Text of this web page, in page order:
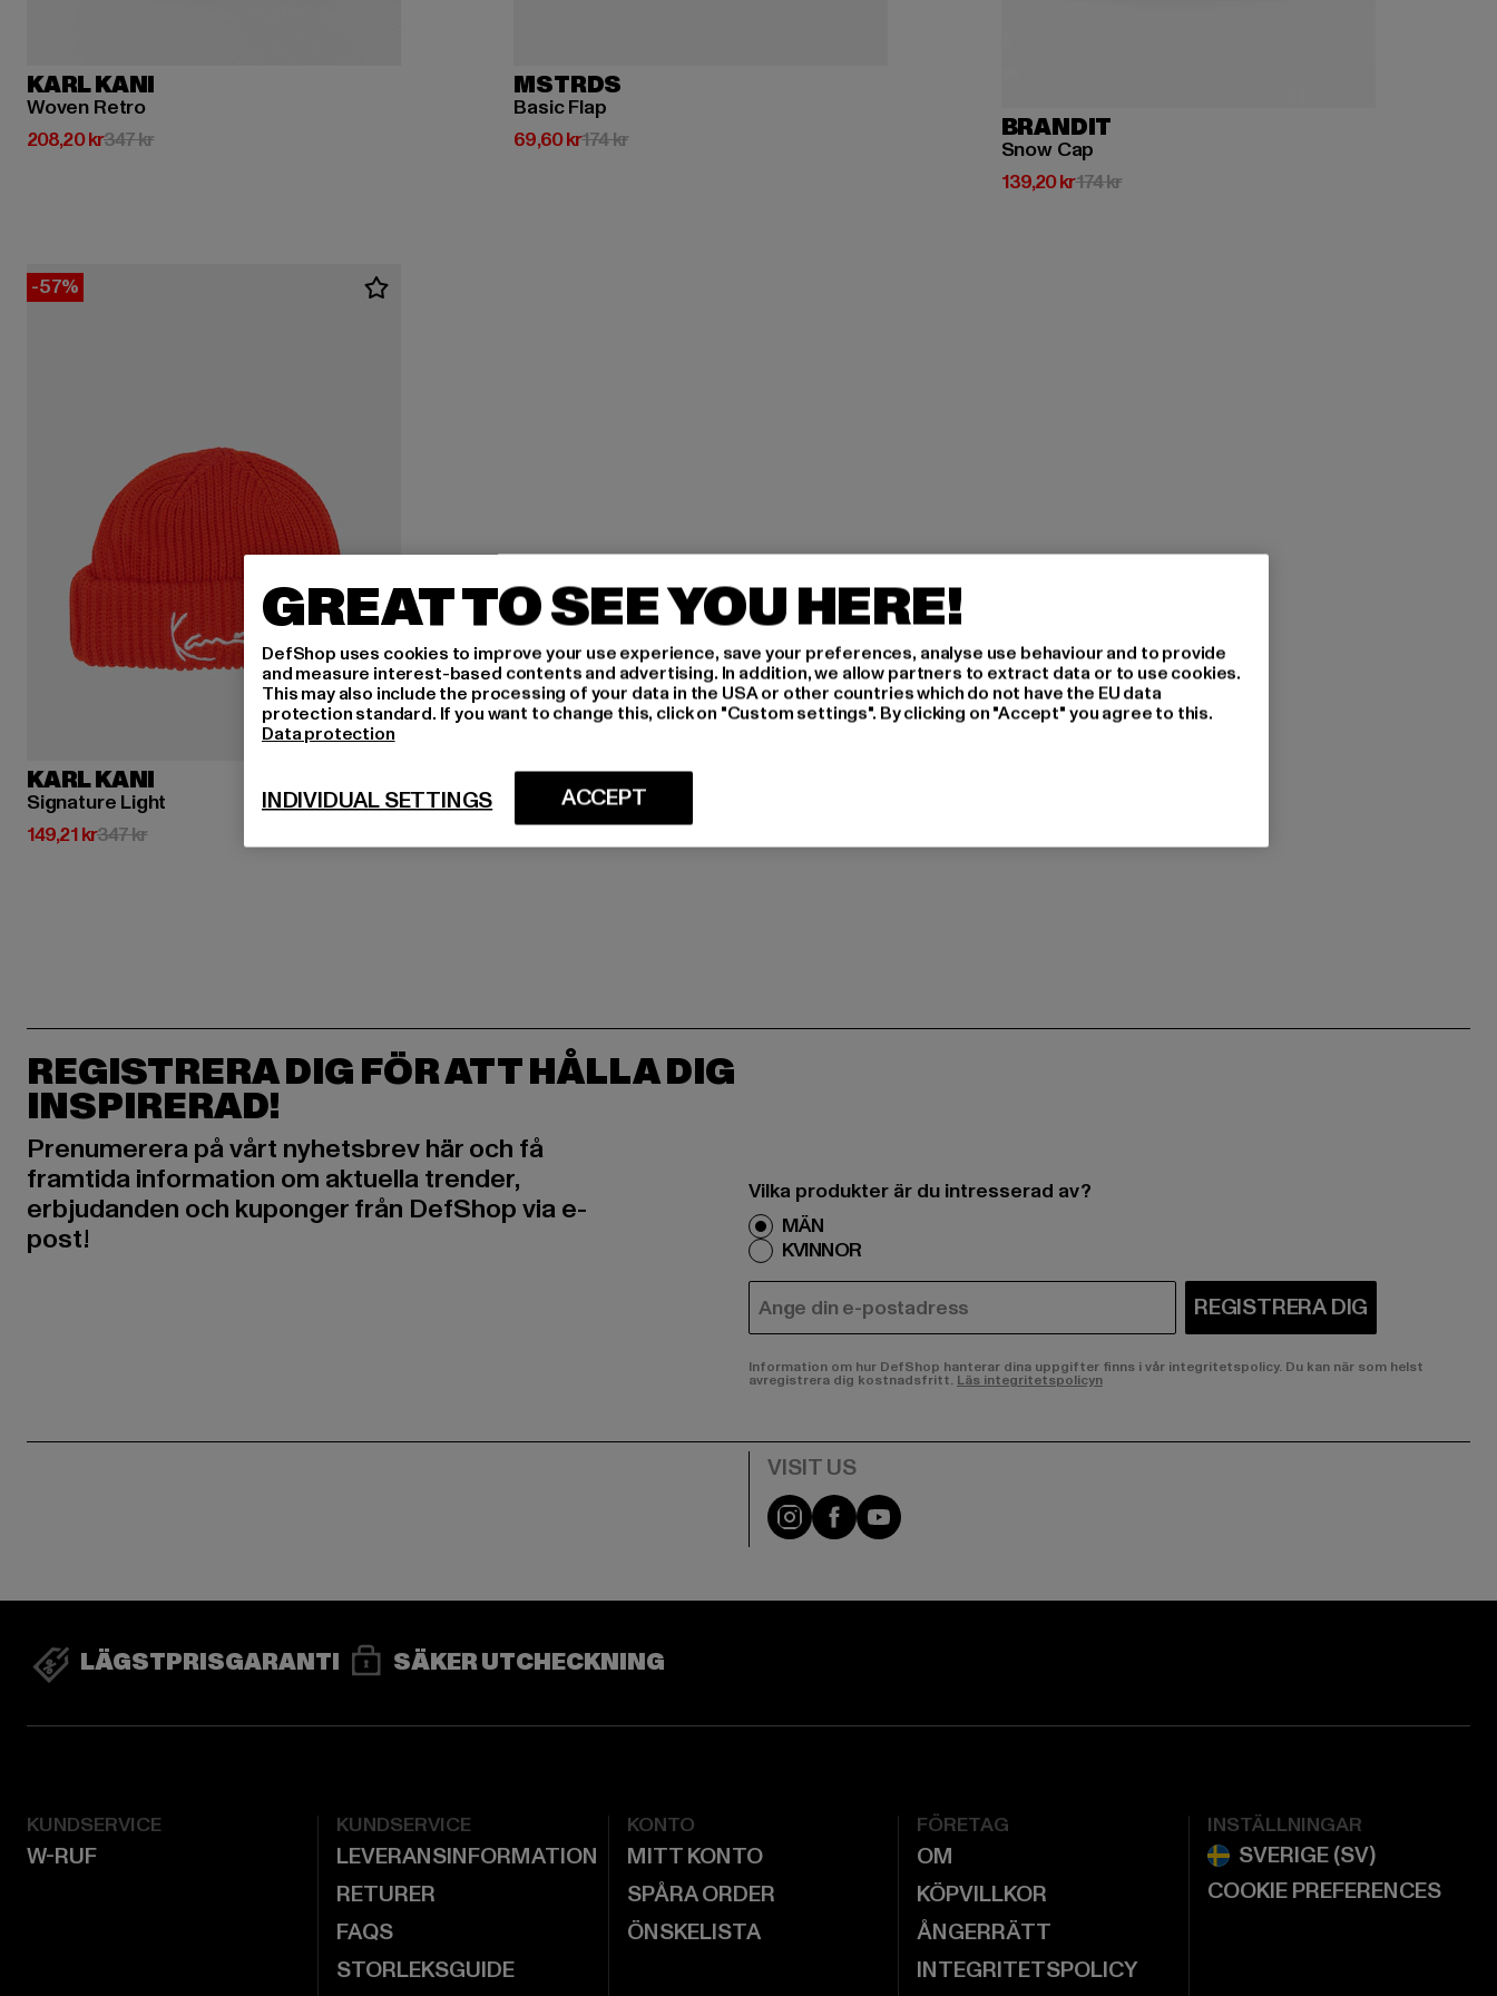
KARL KANI
Woven Retro
208,20 kr
Nuvarande pris: 208,20 kr
347 krKampanjpris: 347 kr
MSTRDS
Basic Flap
69,60 kr
Nuvarande pris: 69,60 kr
174 krKampanjpris: 174 kr BRANDIT
Snow Cap
139,20 kr
Nuvarande pris: 139,20 kr
174 krKampanjpris: 174 kr
-57%
KARL KANI
Signature Light
149,21 kr
Nuvarande pris: 149,21 kr
347 krKampanjpris: 347 kr
REGISTRERA DIG FÖR ATT HÅLLA DIG
INSPIRERAD!
Prenumerera på vårt nyhetsbrev här och få
framtida information om aktuella trender,
erbjudanden och kuponger från DefShop via e-
post!
Vilka produkter är du intresserad av?
MÄN
KVINNOR
E-POST REGISTRERA DIG
Information om hur DefShop hanterar dina uppgifter finns i vår integritetspolicy. Du kan när som helst
avregistrera dig kostnadsfritt.Läs integritetspolicyn
Visit our Instagram page:
Visit our Facebook page:
Visit our YouTube channel:
LÄGSTPRISGARANTI SÄKER UTCHECKNING
KUNDSERVICE
W-RUF
KUNDSERVICE
LEVERANSINFORMATION
RETURER
FAQS
STORLEKSGUIDE
KONTO
MITT KONTO
SPÅRA ORDER
ÖNSKELISTA
FÖRETAG
OM
KÖPVILLKOR
ÅNGERRÄTT
INTEGRITETSPOLICY
INSTÄLLNINGAR
COOKIE PREFERENCES
GREAT TO SEE YOU HERE!
DefShop uses cookies to improve your use experience, save your preferences, analyse use behaviour and to provide
and measure interest-based contents and advertising. In addition, we allow partners to extract data or to use cookies.
This may also include the processing of your data in the USA or other countries which do not have the EU data
protection standard. If you want to change this, click on "Custom settings". By clicking on "Accept" you agree to this.
Data protection
ACCEPT
INDIVIDUAL SETTINGS